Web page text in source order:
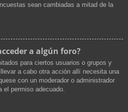
sean cambiadas a mitad de la
a algún foro?
para ciertos usuarios o grupos y
a cabo otra acción allí necesita una
con un moderador o administrador
el permiso adecuado.